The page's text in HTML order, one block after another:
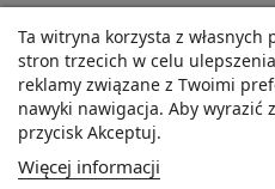
72,14 zł
placeul. 1 Maja 36, Lublin
Ta witryna korzysta z
stron trzecich w celu
reklamy związane z Twoimi
nawyki nawigacja. Aby wyrazić
przycisk Akceptuj.
Więcej informacji